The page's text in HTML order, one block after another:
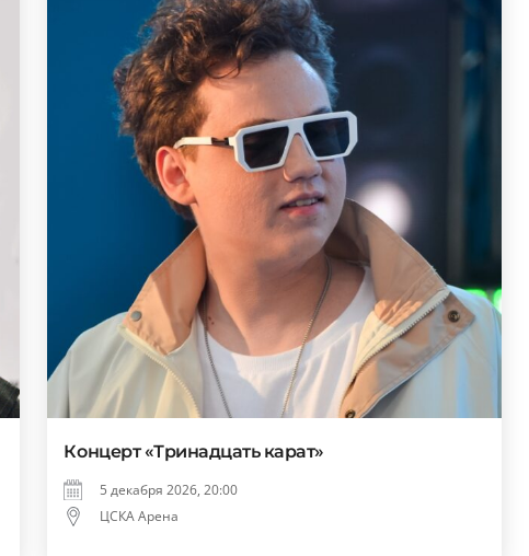
Концерт «Тринадцать карат»
5 декабря 2026, 20:00
ЦСКА Арена